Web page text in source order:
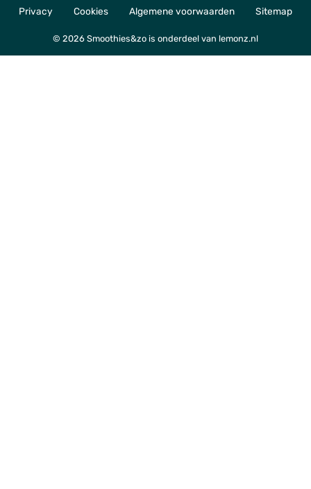
© 2026 Smoothies&zo is onderdeel van lemonz.nl
Privacy Cookies Algemene voorwaarden Sitemap